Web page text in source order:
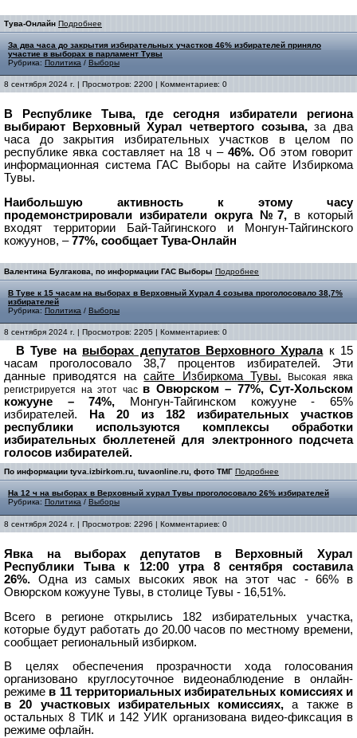
Тува-Онлайн Подробнее
За два часа до закрытия избирательных участков 46% избирателей приняло
участие в выборах в парламент Тувы
Рубрика: Политика / Выборы
8 сентября 2024 г. | Просмотров: 2200 | Комментариев: 0
В Республике Тыва, где сегодня избиратели региона
выбирают Верховный Хурал четвертого созыва,за два
часа до закрытия избирательных участков в целом по
республике явка составляет на 18 ч –46%. Об этом говорит
информационная система ГАС Выборы на сайте Избиркома
Тувы.
Наибольшую активность к этому часу
продемонстрировали избиратели округа №7, в который
входят территории Бай-Тайгинского и Монгун-Тайгинского
кожуунов, –77%, сообщает Тува-Онлайн
Валентина Булгакова, по информации ГАС Выборы Подробнее
В Туве к 15 часам на выборах в Верховный Хурал 4 созыва проголосовало 38,7%
избирателей
Рубрика: Политика / Выборы
8 сентября 2024 г. | Просмотров: 2205 | Комментариев: 0
В Туве на выборах депутатов Верховного Хуралак 15
часам проголосовало 38,7 процентов избирателей. Эти
данные приводятся насайте Избиркома Тувы. Высокая явка
регистрируется на этот час в Овюрском – 77%, Сут-Хольском
кожууне – 74%, Монгун-Тайгинском кожууне - 65%
избирателей. На 20 из 182 избирательных участков
республики используются комплексы обработки
избирательных бюллетеней для электронного подсчета
голосов избирателей.
По информации tyva.izbirkom.ru, tuvaonline.ru, фото ТМГ Подробнее
На 12 ч на выборах в Верховный хурал Тувы проголосовало 26% избирателей
Рубрика: Политика / Выборы
8 сентября 2024 г. | Просмотров: 2296 | Комментариев: 0
Явка на выборах депутатов в Верховный Хурал
Республики Тыва к 12:00 утра 8 сентября составила
26%. Одна из самых высоких явок на этот час - 66% в
Овюрском кожууне Тувы, в столице Тувы - 16,51%.
Всего в регионе открылись 182 избирательных участка,
которые будут работать до 20.00 часов по местному времени,
сообщает региональный избирком.
В целях обеспечения прозрачности хода голосования
организовано круглосуточное видеонаблюдение в онлайн-
режиме в 11 территориальных избирательных комиссиях и
в 20 участковых избирательных комиссиях, а также в
остальных 8 ТИК и 142 УИК организована видео-фиксация в
режиме офлайн.